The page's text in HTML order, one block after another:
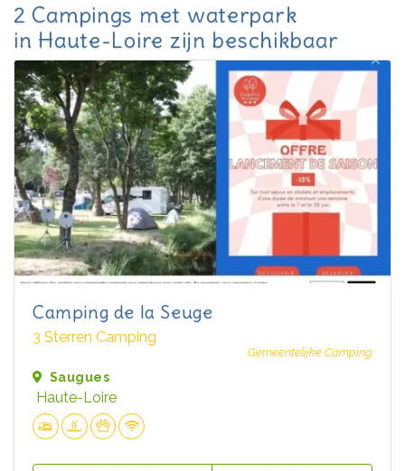
2 Campings met waterpark
in Haute-Loire zijn beschikbaar
Camping de la Seuge
3 Sterren Camping
Gemeentelijke Camping
Saugues
Haute-Loire